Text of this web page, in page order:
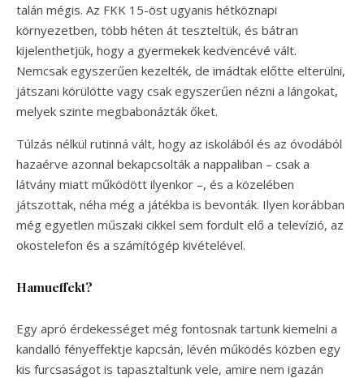
talán mégis. Az FKK 15-öst ugyanis hétköznapi
környezetben, több héten át teszteltük, és bátran
kijelenthetjük, hogy a gyermekek kedvencévé vált.
Nemcsak egyszerűen kezelték, de imádtak előtte elterülni,
játszani körülötte vagy csak egyszerűen nézni a lángokat,
melyek szinte megbabonázták őket.
Túlzás nélkül rutinná vált, hogy az iskolából és az óvodából
hazaérve azonnal bekapcsolták a nappaliban – csak a
látvány miatt működött ilyenkor –, és a közelében
játszottak, néha még a játékba is bevonták. Ilyen korábban
még egyetlen műszaki cikkel sem fordult elő a televízió, az
okostelefon és a számítógép kivételével.
Hamueffekt?
Egy apró érdekességet még fontosnak tartunk kiemelni a
kandalló fényeffektje kapcsán, lévén működés közben egy
kis furcsaságot is tapasztaltunk vele, amire nem igazán